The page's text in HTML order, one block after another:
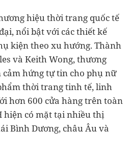
hiệu thời trang quốc tế
nổi bật với các thiết kế
kiện theo xu hướng. Thành
và Keith Wong, thương
hứng tự tin cho phụ nữ
thời trang tinh tế, linh
hơn 600 cửa hàng trên toàn
hiện có mặt tại nhiều thị
Bình Dương, châu Âu và